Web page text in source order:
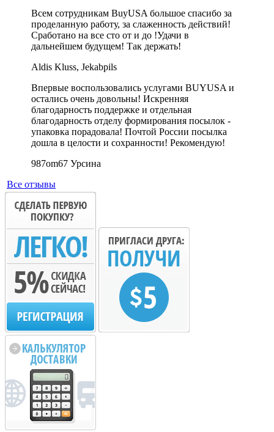
Всем сотрудникам BuyUSA большое спасибо за
проделанную работу, за слаженность действий!
Сработано на все сто от и до !Удачи в
дальнейшем будущем! Так держать!
Aldis Kluss, Jekabpils
Впервые воспользовались услугами BUYUSA и
остались очень довольны! Искренняя
благодарность поддержке и отдельная
благодарность отделу формирования посылок -
упаковка порадовала! Почтой России посылка
дошла в целости и сохранности! Рекомендую!
987om67 Урсина
Все отзывы